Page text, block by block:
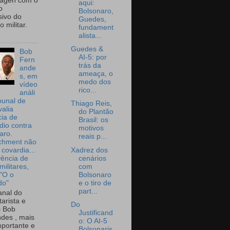
do
militar.
Bob
Fern
ande
s, em
vídeo
análi
de
de
contra
não
de
o
do
e
Bob
, mais
e
aqui:
Bolsonaro,
Guedes,
fundament
alista...
Guedes &
AI-5: por
trás da
ameaça, o
medo dos
rico...
Thiago Reis,
do Plantão
Brasil: os
motivos
reais p...
Xadrez dos
cenários
com
Bolsonaro
e o tiro de
part...
Do
Justificand
o: O AI-5